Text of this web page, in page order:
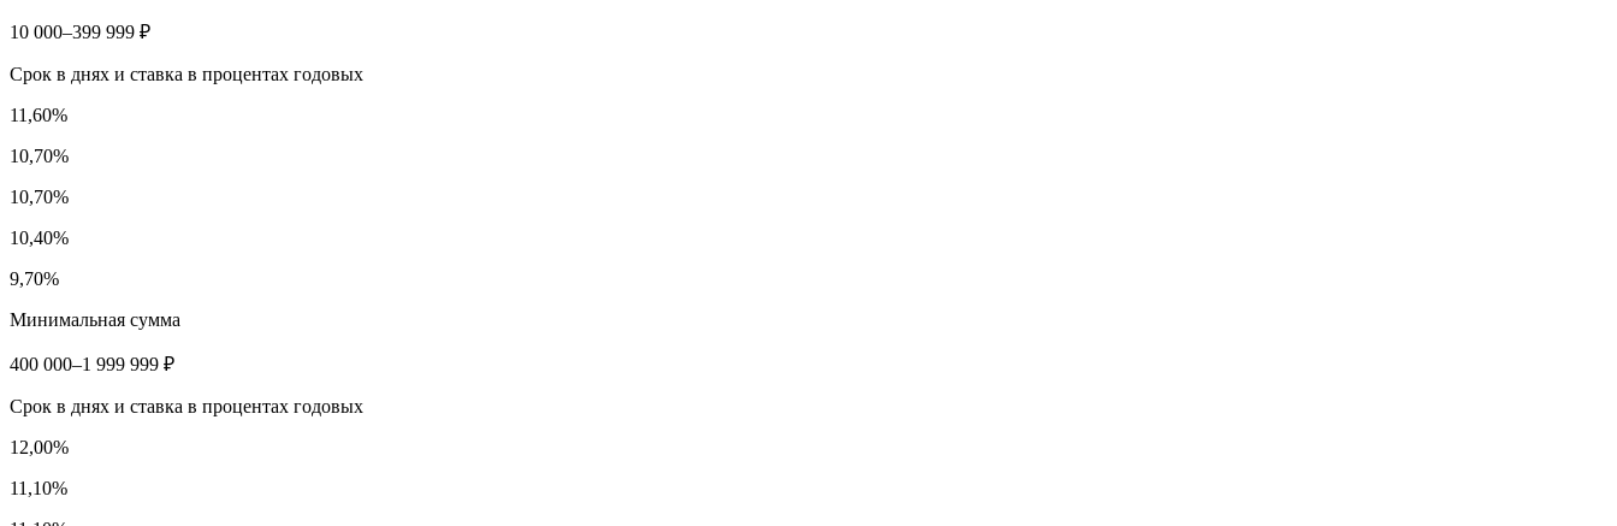
10 000–399 999 ₽
Срок в днях и ставка в процентах годовых
11,60%
10,70%
10,70%
10,40%
9,70%
Минимальная сумма
400 000–1 999 999 ₽
Срок в днях и ставка в процентах годовых
12,00%
11,10%